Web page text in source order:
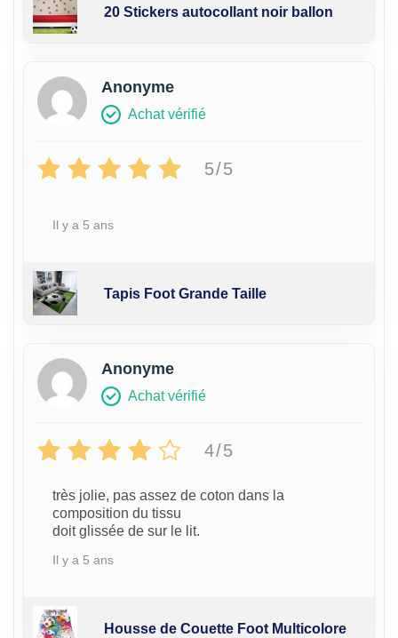
20 Stickers autocollant noir ballon
Anonyme
Achat vérifié
5/5
Il y a 5 ans
Tapis Foot Grande Taille
Anonyme
Achat vérifié
4/5
très jolie, pas assez de coton dans la
composition du tissu
doit glissée de sur le lit.
Il y a 5 ans
Housse de Couette Foot Multicolore